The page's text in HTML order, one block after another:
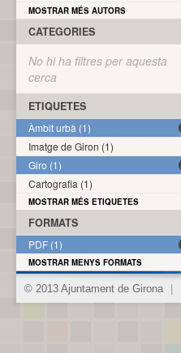
MOSTRAR MÉS AUTORS
CATEGORIES
No hi ha filtres per aquesta
cerca
ETIQUETES
Àmbit urbà (1)
Imatge de Giron (1)
Giro (1)
Cartografia (1)
MOSTRAR MÉS ETIQUETES
FORMATS
PDF (1)
MOSTRAR MENYS FORMATS
© 2013 Ajuntament de Girona